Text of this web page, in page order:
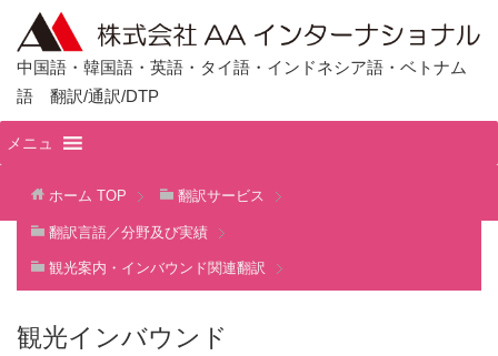
中国語・韓国語・英語・タイ語・インドネシア語・ベトナム
語 翻訳/通訳/DTP
メニュ
ホーム TOP 翻訳サービス
翻訳言語／分野及び実績
観光案内・インバウンド関連翻訳
観光インバウンド